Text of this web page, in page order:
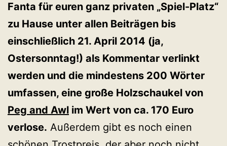
Fanta für euren ganz privaten „Spiel-Platz“
zu Hause unter allen Beiträgen bis
einschließlich 21. April 2014 (ja,
Ostersonntag!) als Kommentar verlinkt
werden und die mindestens 200 Wörter
umfassen, eine große Holzschaukel von
Peg and Awl im Wert von ca. 170 Euro
verlose. Außerdem gibt es noch einen